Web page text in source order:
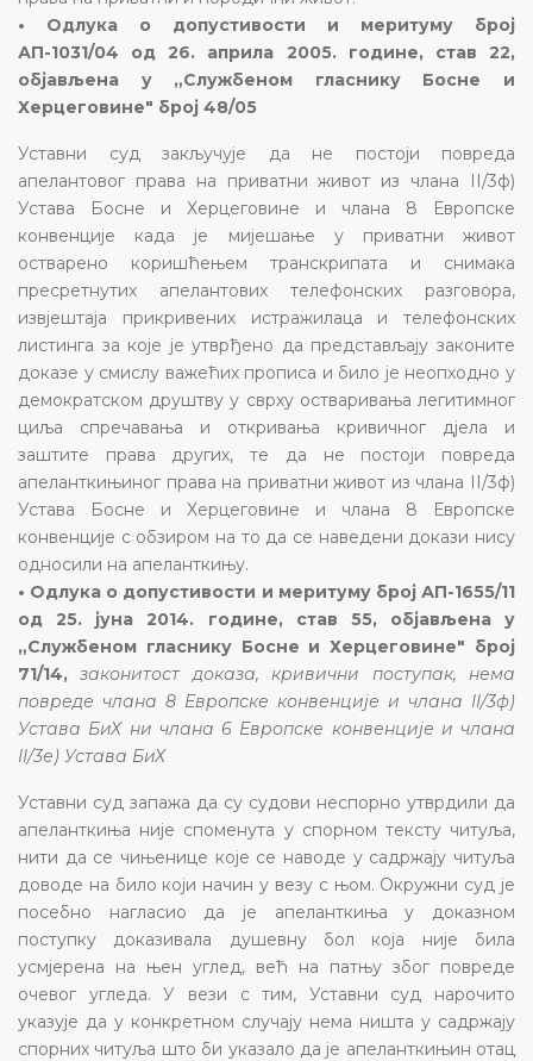
• Одлука о допустивости и меритуму број
АП-1031/04 од 26. априла 2005. године, став 22,
објављена у „Службеном гласнику Босне и
Херцеговине" број 48/05
Уставни суд закључује да не постоји повреда
апелантовог права на приватни живот из члана II/3ф)
Устава Босне и Херцеговине и члана 8 Европске
конвенције када је мијешање у приватни живот
остварено коришћењем транскрипата и снимака
пресретнутих апелантових телефонских разговора,
извјештаја прикривених истражилаца и телефонских
листинга за које је утврђено да представљају законите
доказе у смислу важећих прописа и било је неопходно у
демократском друштву у сврху остваривања легитимног
циља спречавања и откривања кривичног дјела и
заштите права других, те да не постоји повреда
апеланткињиног права на приватни живот из члана II/3ф)
Устава Босне и Херцеговине и члана 8 Европске
конвенције с обзиром на то да се наведени докази нису
односили на апеланткињу.
• Одлука о допустивости и меритуму број АП-1655/11
од 25. јуна 2014. године, став 55, објављена у
„Службеном гласнику Босне и Херцеговине" број
71/14,законитост доказа, кривични поступак, нема
повреде члана 8 Европске конвенције и члана II/3ф)
Устава БиХ ни члана 6 Европске конвенције и члана
II/3е) Устава БиХ
Уставни суд запажа да су судови неспорно утврдили да
апеланткиња није споменута у спорном тексту читуља,
нити да се чињенице које се наводе у садржају читуља
доводе на било који начин у везу с њом. Окружни суд је
посебно нагласио да је апеланткиња у доказном
поступку доказивала душевну бол која није била
усмјерена на њен углед, већ на патњу због повреде
очевог угледа. У вези с тим, Уставни суд нарочито
указује да у конкретном случају нема ништа у садржају
спорних читуља што би указало да је апеланткињин отац